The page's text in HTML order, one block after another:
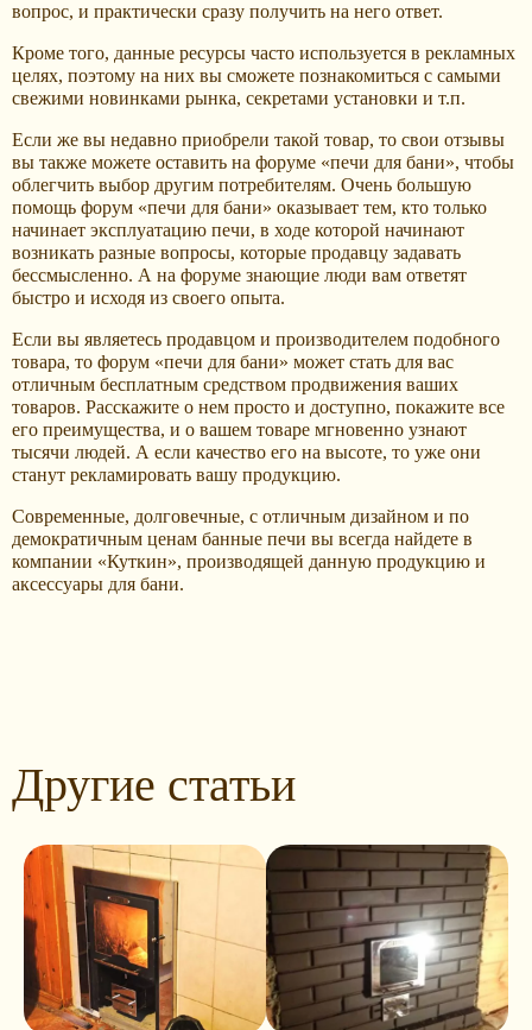
вопрос, и практически сразу получить на него ответ.
Кроме того, данные ресурсы часто используется в рекламных
целях, поэтому на них вы сможете познакомиться с самыми
свежими новинками рынка, секретами установки и т.п.
Если же вы недавно приобрели такой товар, то свои отзывы
вы также можете оставить на форуме «печи для бани», чтобы
облегчить выбор другим потребителям. Очень большую
помощь форум «печи для бани» оказывает тем, кто только
начинает эксплуатацию печи, в ходе которой начинают
возникать разные вопросы, которые продавцу задавать
бессмысленно. А на форуме знающие люди вам ответят
быстро и исходя из своего опыта.
Если вы являетесь продавцом и производителем подобного
товара, то форум «печи для бани» может стать для вас
отличным бесплатным средством продвижения ваших
товаров. Расскажите о нем просто и доступно, покажите все
его преимущества, и о вашем товаре мгновенно узнают
тысячи людей. А если качество его на высоте, то уже они
станут рекламировать вашу продукцию.
Современные, долговечные, с отличным дизайном и по
демократичным ценам банные печи вы всегда найдете в
компании «Куткин», производящей данную продукцию и
аксессуары для бани.
Другие статьи